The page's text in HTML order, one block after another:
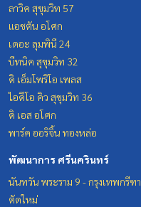
ลาวิค สุขุมวิท 57
แอชตัน อโศก
เดอะ ลุมพินี 24
บีทนิค สุขุมวิท 32
ดิ เอ็มโพริโอ เพลส
ไอดีโอ คิว สุขุมวิท 36
ดิ เอส อโศก
พาร์ค ออริจิ้น ทองหล่อ
พัฒนาการ ศรีนครินทร์
นันทวัน พระราม 9 - กรุงเทพกรีฑา
ตัดใหม่